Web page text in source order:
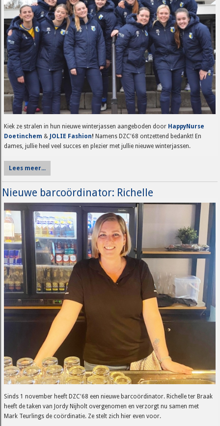
Kiek ze stralen in hun nieuwe winterjassen aangeboden door HappyNurse
Doetinchem & JOLIE Fashion!Namens DZC'68 ontzettend bedankt! En
dames, jullie heel veel succes en plezier met jullie nieuwe winterjassen.
Lees meer...
Nieuwe barcoördinator: Richelle
Sinds 1 november heeft DZC'68 een nieuwe barcoördinator. Richelle ter Braak
heeft de taken van Jordy Nijholt overgenomen en verzorgt nu samen met
Mark Teurlings de coördinatie. Ze stelt zich hier even voor.